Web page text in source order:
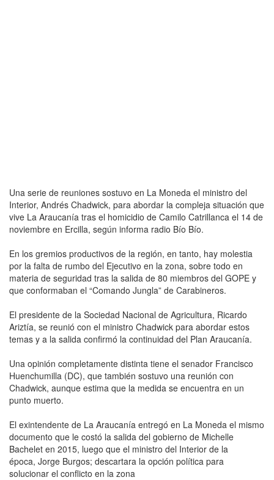
Una serie de reuniones sostuvo en La Moneda el ministro del
Interior, Andrés Chadwick, para abordar la compleja situación que
vive La Araucanía tras el homicidio de Camilo Catrillanca el 14 de
noviembre en Ercilla, según informa radio Bío Bío.
En los gremios productivos de la región, en tanto, hay molestia
por la falta de rumbo del Ejecutivo en la zona, sobre todo en
materia de seguridad tras la salida de 80 miembros del GOPE y
que conformaban el “Comando Jungla” de Carabineros.
El presidente de la Sociedad Nacional de Agricultura, Ricardo
Ariztía, se reunió con el ministro Chadwick para abordar estos
temas y a la salida confirmó la continuidad del Plan Araucanía.
Una opinión completamente distinta tiene el senador Francisco
Huenchumilla (DC), que también sostuvo una reunión con
Chadwick, aunque estima que la medida se encuentra en un
punto muerto.
El exintendente de La Araucanía entregó en La Moneda el mismo
documento que le costó la salida del gobierno de Michelle
Bachelet en 2015, luego que el ministro del Interior de la
época, Jorge Burgos; descartara la opción política para
solucionar el conflicto en la zona